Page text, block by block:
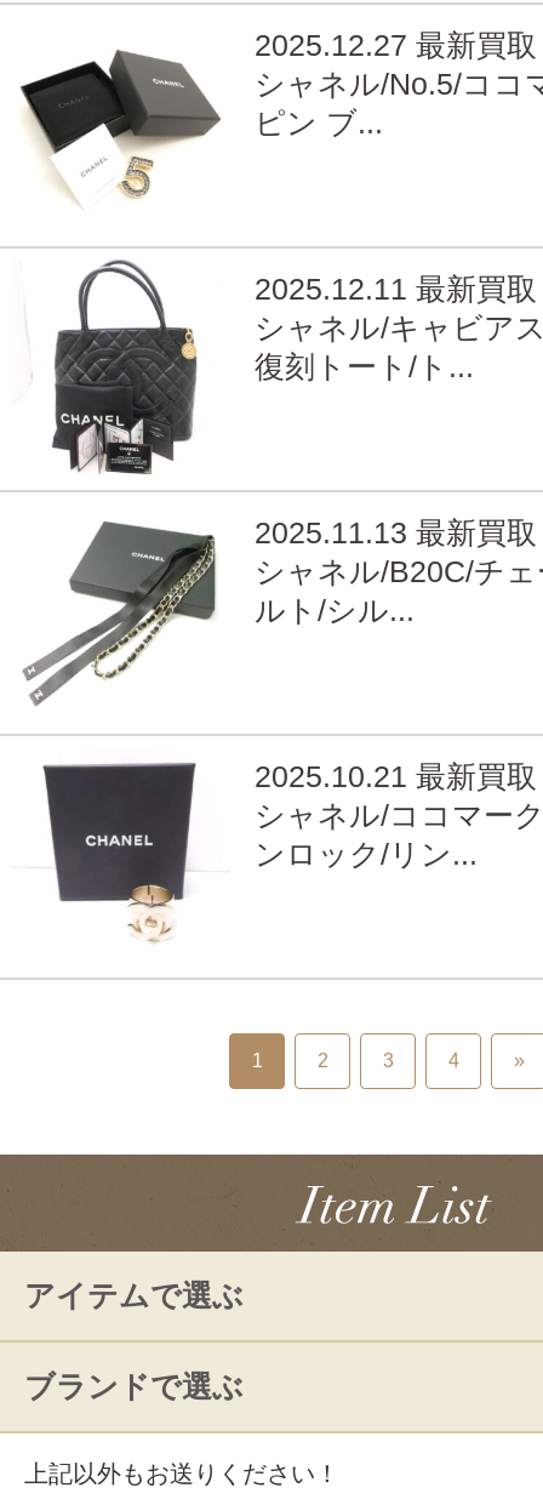
2025.12.27 最新買取
シャネル/No.5/ココ
ピン ブ...
2025.12.11 最新買取
シャネル/キャビア
復刻トート/ト...
2025.11.13 最新買取
シャネル/B20C/チ
ルト/シル...
2025.10.21 最新買取
シャネル/ココマー
ンロック/リン...
1 2 3 4 »
アイテムで選ぶ
ブランドで選ぶ
上記以外もお送りください！